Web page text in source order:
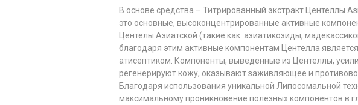
В основе средства – Титрированный экстракт Центеллы
это основные, высоконцентрированные активные
Центелы Азиатской (такие как: азиатикозиды,
благодаря этим активные компонентам Центелла
атисептиком. Компоненты, выведенные из Центеллы,
регенерируют кожу, оказывают заживляющее и
Благодаря использования уникальной Липосомальной
максимальному проникновение полезных компонентов в